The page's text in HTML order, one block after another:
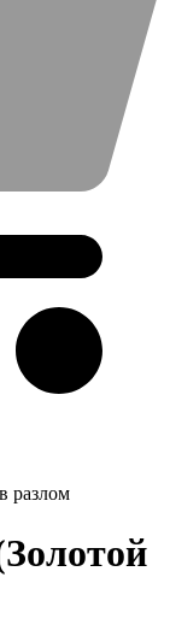
разлом